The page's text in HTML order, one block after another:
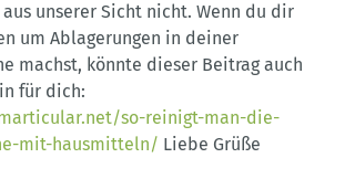
unserer Sicht nicht. Wenn du dir
um Ablagerungen in deiner
machst, könnte dieser Beitrag auch
für dich:
so-reinigt-man-die-
mit-hausmitteln/ Liebe Grüße